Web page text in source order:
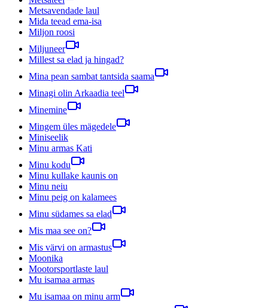
Metsavendade laul
Mida teead ema-isa
Miljon roosi
Miljuneer
Millest sa elad ja hingad?
Mina pean sambat tantsida saama
Minagi olin Arkaadia teel
Minemine
Mingem üles mägedele
Miniseelik
Minu armas Kati
Minu kodu
Minu kullake kaunis on
Minu neiu
Minu peig on kalamees
Minu südames sa elad
Mis maa see on?
Mis värvi on armastus
Moonika
Mootorsportlaste laul
Mu isamaa armas
Mu isamaa on minu arm